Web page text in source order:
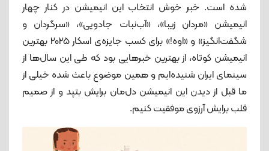
شده است. خبر خوش انتخاب این انیمیشن در کنار چهار
انیمیشن «مردان زیبا»، «آب‌نبات جادویی»، «سرگردان و
شگفت‌انگیز» و «اوه!» برای کسب جایزه‌ی اسکار 2025 بهترین
انیمیشن کوتاه، از بهترین خبرهایی بود که طی این سال‌ها از
سینمای ایران شنیده‌ایم و همین موضوع باعث شده خیلی از
ما قبل از دیدن این انیمیشن دل‌مان برایش بتپد و از صمیم
قلب برایش آرزوی موفقیت کنیم.